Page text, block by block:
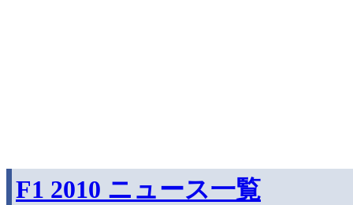
F1 2010 ニュース一覧